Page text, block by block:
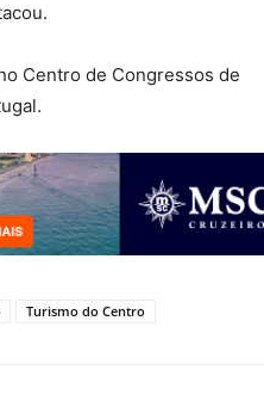
Centro de Congressos de
Turismo do Centro